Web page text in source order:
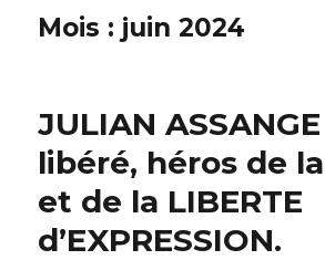
Mois : juin 2024
JULIAN
libéré, héros de la
et de la LIBERTE
d’EXPRESSION.